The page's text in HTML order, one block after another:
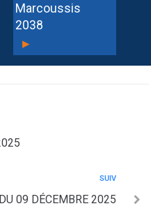
Marcoussis
2038
▸
SUIV
09 DÉCEMBRE 2025